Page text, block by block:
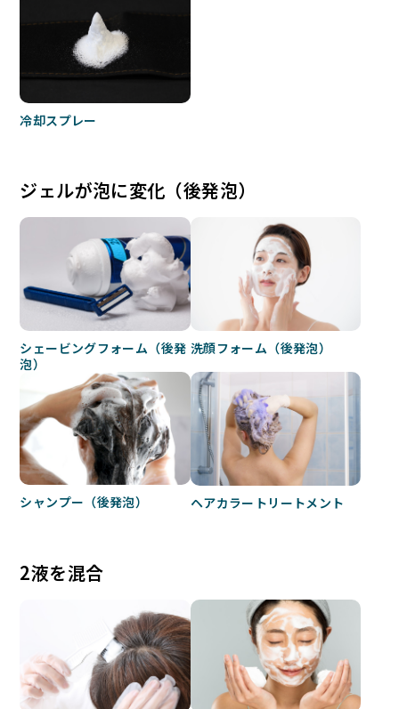
冷却スプレー
ジェルが泡に変化（後発泡）
シェービングフォーム（後発
泡）
洗顔フォーム（後発泡）
シャンプー（後発泡） ヘアカラートリートメント
2液を混合